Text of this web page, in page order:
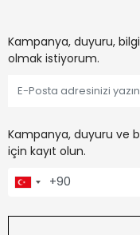
Kampanya, duyuru,
olmak istiyorum.
Kampanya, duyuru ve
için kayıt olun.